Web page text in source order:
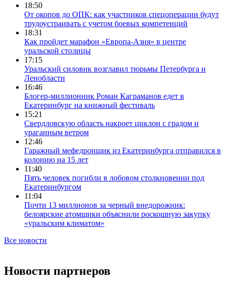
18:50
От окопов до ОПК: как участников спецоперации будут
трудоустраивать с учетом боевых компетенций
18:31
Как пройдет марафон «Европа-Азия» в центре
уральской столицы
17:15
Уральский силовик возглавил тюрьмы Петербурга и
Ленобласти
16:46
Блогер-миллионник Роман Каграманов едет в
Екатеринбург на книжный фестиваль
15:21
Свердловскую область накроет циклон с градом и
ураганным ветром
12:46
Гаражный мефедронщик из Екатеринбурга отправился в
колонию на 15 лет
11:40
Пять человек погибли в лобовом столкновении под
Екатеринбургом
11:04
Почти 13 миллионов за черный внедорожник:
белоярские атомщики объяснили роскошную закупку
«уральским климатом»
Все новости
Новости партнеров